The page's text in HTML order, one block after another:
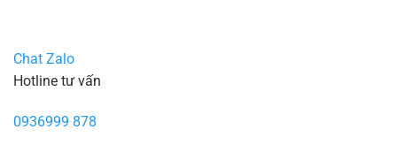
Chat Zalo
Hotline tư vấn
0936999 878